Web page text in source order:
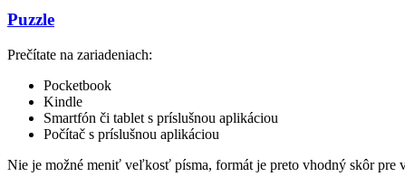
Puzzle
Prečítate na zariadeniach:
Pocketbook
Kindle
Smartfón či tablet s príslušnou aplikáciou
Počítač s príslušnou aplikáciou
Nie je možné meniť veľkosť písma, formát je preto vhodný skôr pre